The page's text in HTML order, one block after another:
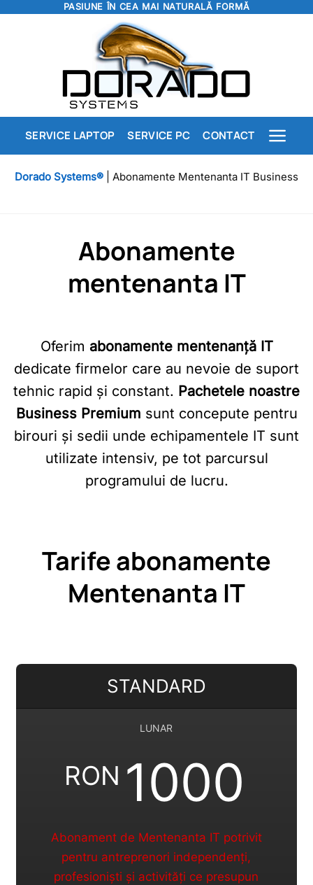
PASIUNE ÎN CEA MAI NATURALĂ FORMĂ
SERVICE LAPTOP SERVICE PC CONTACT
Dorado Systems® Abonamente Mentenanta IT Business
Abonamente
mentenanta IT
Oferim abonamente mentenanță IT
dedicate firmelor care au nevoie de suport
tehnic rapid și constant. Pachetele noastre
Business Premium sunt concepute pentru
birouri și sedii unde echipamentele IT sunt
utilizate intensiv, pe tot parcursul
programului de lucru.
Tarife abonamente
Mentenanta IT
STANDARD
LUNAR
RON 1000
Abonament de Mentenanta IT potrivit
pentru antreprenori independenți,
profesioniști și activități ce presupun